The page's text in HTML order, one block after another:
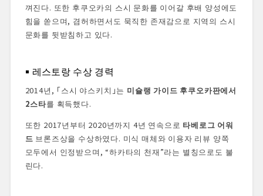
껴진다. 또한 후쿠오카의 스시 문화를 이어갈 후배 양성에도
힘을 쏟으며, 겸허하면서도 묵직한 존재감으로 지역의 스시
문화를 뒷받침하고 있다.
레스토랑 수상 경력
2014년, 「스시 야스키치」는 미슐랭 가이드 후쿠오카판에서
2스타를 획득했다.
또한 2017년부터 2020년까지 4년 연속으로 타베로그 어워
드 브론즈상을 수상하였다. 미식 매체와 이용자 리뷰 양쪽
모두에서 인정받으며, “하카타의 천재”라는 별칭으로도 불
린다.